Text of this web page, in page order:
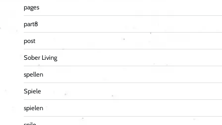
pages
part8
post
Sober Living
spellen
Spiele
spielen